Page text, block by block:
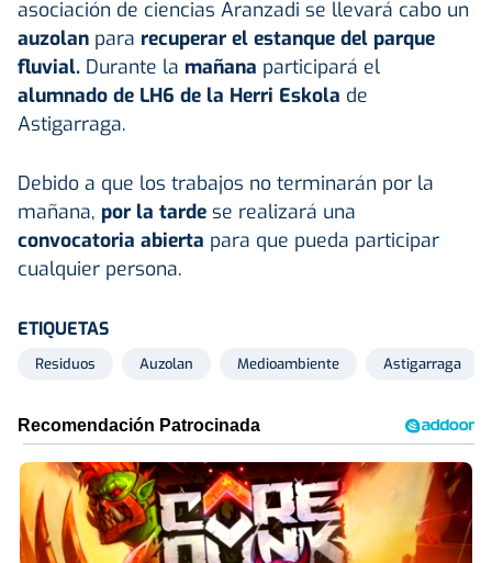
asociación de ciencias Aranzadi se llevará cabo un
auzolan para recuperar el estanque del parque
fluvial. Durante la mañana participará el
alumnado de LH6 de la Herri Eskola de
Astigarraga.
Debido a que los trabajos no terminarán por la
mañana, por la tarde se realizará una
convocatoria abierta para que pueda participar
cualquier persona.
ETIQUETAS
Residuos Auzolan Medioambiente Astigarraga